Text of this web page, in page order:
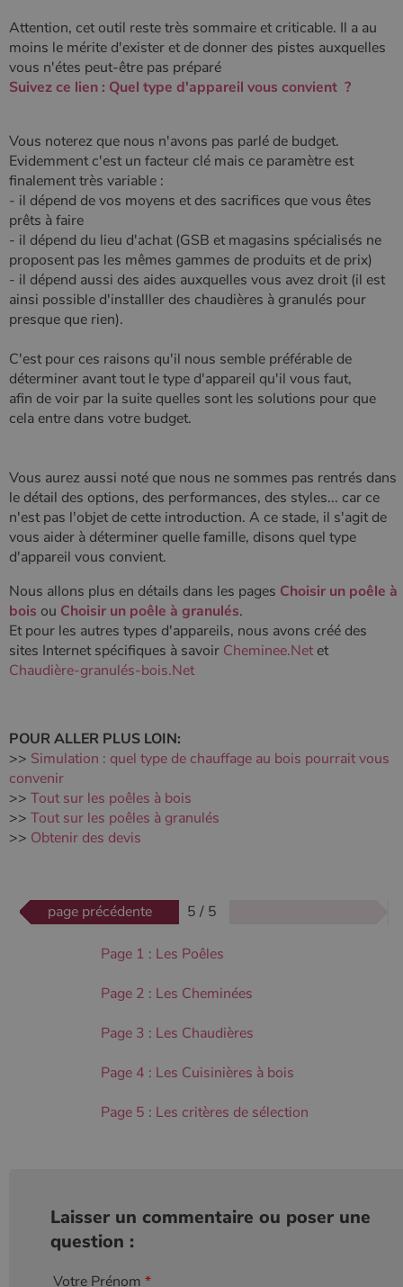
Attention, cet outil reste très sommaire et criticable. Il a au
moins le mérite d'exister et de donner des pistes auxquelles
vous n'étes peut-être pas préparé
Suivez ce lien : Quel type d'appareil vous convient ?
Vous noterez que nous n'avons pas parlé de budget.
Evidemment c'est un facteur clé mais ce paramètre est
finalement très variable :
- il dépend de vos moyens et des sacrifices que vous êtes
prêts à faire
- il dépend du lieu d'achat (GSB et magasins spécialisés ne
proposent pas les mêmes gammes de produits et de prix)
- il dépend aussi des aides auxquelles vous avez droit (il est
ainsi possible d'installler des chaudières à granulés pour
presque que rien).
C'est pour ces raisons qu'il nous semble préférable de
déterminer avant tout le type d'appareil qu'il vous faut,
afin de voir par la suite quelles sont les solutions pour que
cela entre dans votre budget.
Vous aurez aussi noté que nous ne sommes pas rentrés dans
le détail des options, des performances, des styles... car ce
n'est pas l'objet de cette introduction. A ce stade, il s'agit de
vous aider à déterminer quelle famille, disons quel type
d'appareil vous convient.
Nous allons plus en détails dans les pages Choisir un poêle à
bois ou Choisir un poêle à granulés.
Et pour les autres types d'appareils, nous avons créé des
sites Internet spécifiques à savoir Cheminee.Netet
Chaudière-granulés-bois.Net
POUR ALLER PLUS LOIN:
>> Simulation : quel type de chauffage au bois pourrait vous
convenir
>> Tout sur les poêles à bois
>> Tout sur les poêles à granulés
>> Obtenir des devis
page précédente 5 / 5
Page 1 : Les Poêles
Page 2 : Les Cheminées
Page 3 : Les Chaudières
Page 4 : Les Cuisinières à bois
Page 5 : Les critères de sélection
Laisser un commentaire ou poser une
question :
Votre Prénom *